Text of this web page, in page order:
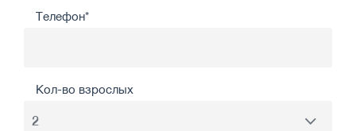
Телефон*
Кол-во взрослых